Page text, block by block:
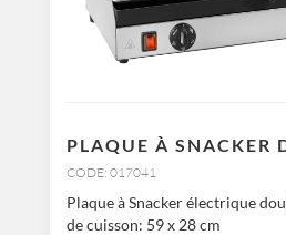
PLAQUE À SNACKER
CODE: 017041
Plaque à Snacker électrique
de cuisson: 59 x 28 cm